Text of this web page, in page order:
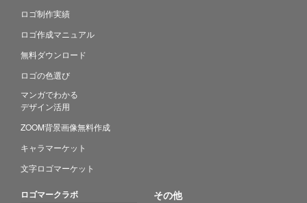
ロゴ制作実績
ロゴ作成マニュアル
無料ダウンロード
ロゴの色選び
マンガでわかる
デザイン活用
ZOOM背景画像無料作成
キャラマーケット
文字ロゴマーケット
ロゴマークラボ その他